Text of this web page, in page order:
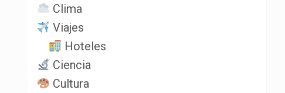
Clima
Viajes
Hoteles
Ciencia
Cultura